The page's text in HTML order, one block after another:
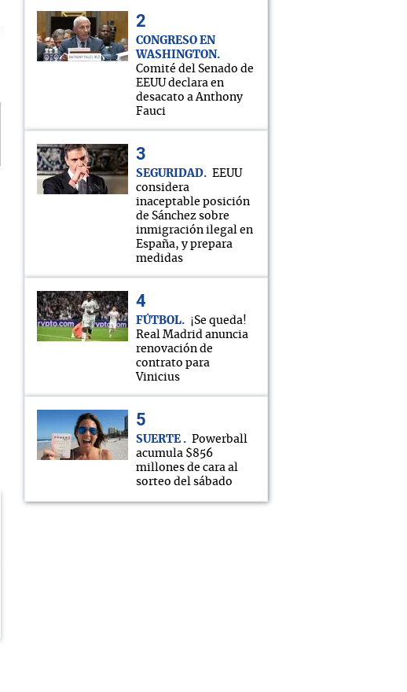
CONGRESO EN
WASHINGTON
Comité del Senado de
EEUU declara en
desacato a Anthony
Fauci
SEGURIDAD
EEUU
considera
inaceptable posición
de Sánchez sobre
inmigración ilegal en
España, y prepara
medidas
FÚTBOL
¡Se queda!
Real Madrid anuncia
renovación de
contrato para
Vinicius
SUERTE
Powerball
acumula $856
millones de cara al
sorteo del sábado